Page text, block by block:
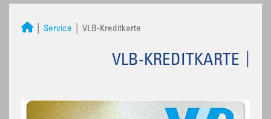
Service VLB-Kreditkarte
VLB-KREDITKARTE